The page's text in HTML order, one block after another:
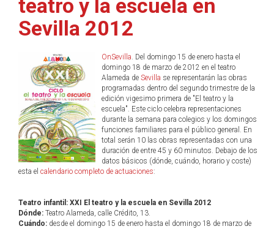
teatro y la escuela en
Sevilla 2012
OnSevilla. Del domingo 15 de enero hasta el
domingo 18 de marzo de 2012 en el teatro
Alameda de Sevilla se representarán las obras
programadas dentro del segundo trimestre de la
edición vigesimo primera de "El teatro y la
escuela". Este ciclo celebra representaciones
durante la semana para colegios y los domingos
funciones familiares para el público general. En
total serán 10 las obras representadas con una
duración de entre 45 y 60 minutos. Debajo de los
datos básicos (dónde, cuándo, horario y coste)
esta el calendario completo de actuaciones:
Teatro infantil: XXI El teatro y la escuela en Sevilla 2012
Dónde: Teatro Alameda, calle Crédito, 13.
Cuándo: desde el domingo 15 de enero hasta el domingo 18 de marzo de